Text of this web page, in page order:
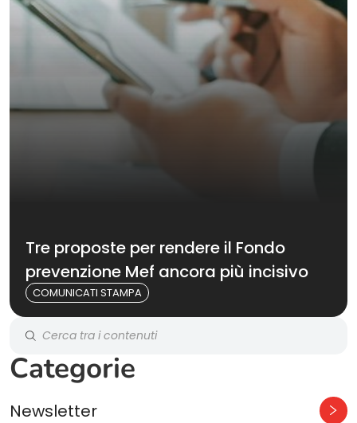
Tre proposte per rendere il Fondo
prevenzione Mef ancora più incisivo
COMUNICATI STAMPA
Categorie
Newsletter